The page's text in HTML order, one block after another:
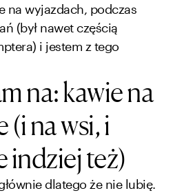
na wyjazdach, podczas
(był nawet częścią
i jestem z tego
na: kawie na
(i na wsi, i
indziej też)
dlatego że nie lubię.